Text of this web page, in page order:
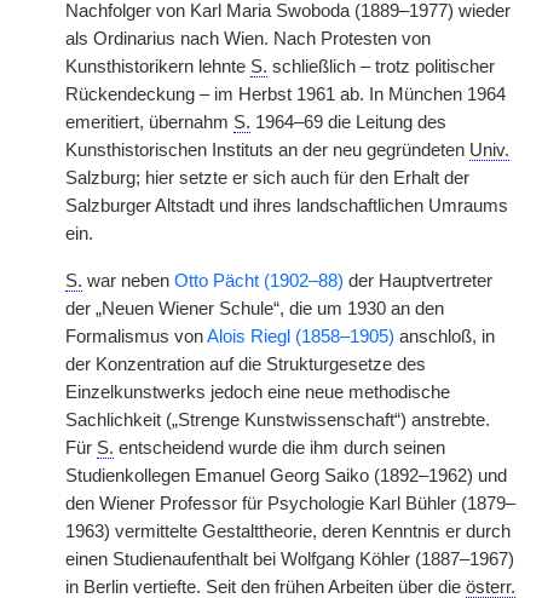
Nachfolger von Karl Maria Swoboda (1889–1977) wieder
als Ordinarius nach Wien. Nach Protesten von
Kunsthistorikern lehnte S. schließlich – trotz politischer
Rückendeckung – im Herbst 1961 ab. In München 1964
emeritiert, übernahm S. 1964–69 die Leitung des
Kunsthistorischen Instituts an der neu gegründeten Univ.
Salzburg; hier setzte er sich auch für den Erhalt der
Salzburger Altstadt und ihres landschaftlichen Umraums
ein.
S. war neben Otto Pächt (1902–88) der Hauptvertreter
der „Neuen Wiener Schule“, die um 1930 an den
Formalismus vonAlois Riegl (1858–1905) anschloß, in
der Konzentration auf die Strukturgesetze des
Einzelkunstwerks jedoch eine neue methodische
Sachlichkeit („Strenge Kunstwissenschaft“) anstrebte.
Für S. entscheidend wurde die ihm durch seinen
Studienkollegen Emanuel Georg Saiko (1892–1962) und
den Wiener Professor für Psychologie Karl Bühler (1879–
1963) vermittelte Gestalttheorie, deren Kenntnis er durch
einen Studienaufenthalt bei Wolfgang Köhler (1887–1967)
in Berlin vertiefte. Seit den frühen Arbeiten über die österr.